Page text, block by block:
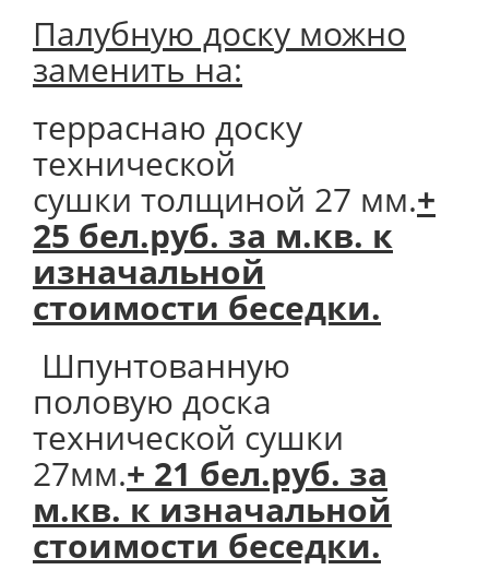
Палубную доску можно
заменить на:
терраснаю доску
технической
сушки толщиной 27 мм.+
25 бел.руб. за м.кв. к
изначальной
стоимости беседки.
Шпунтованную
половую доска
технической сушки
27мм.+ 21 бел.руб. за
м.кв. к изначальной
стоимости беседки.